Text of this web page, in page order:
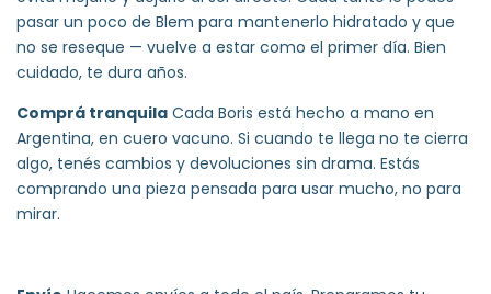
pasar un poco de Blem para mantenerlo hidratado y que
no se reseque — vuelve a estar como el primer día. Bien
cuidado, te dura años.
Comprá tranquila Cada Boris está hecho a mano en
Argentina, en cuero vacuno. Si cuando te llega no te cierra
algo, tenés cambios y devoluciones sin drama. Estás
comprando una pieza pensada para usar mucho, no para
mirar.